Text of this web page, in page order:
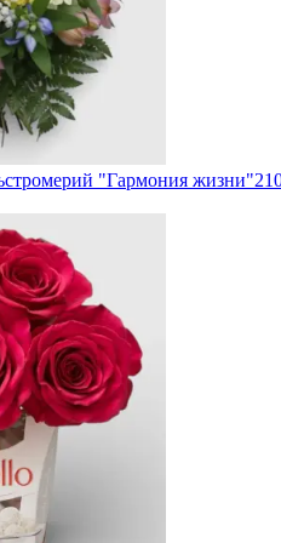
"Гармония жизни"